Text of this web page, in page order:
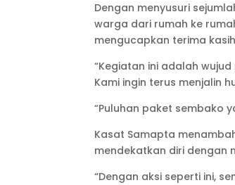
Dengan menyusuri
warga dari rumah ke
mengucapkan terima
“Kegiatan ini adalah
Kami ingin terus menjalin
“Puluhan paket sembako
Kasat Samapta
mendekatkan diri dengan
“Dengan aksi seperti ini,